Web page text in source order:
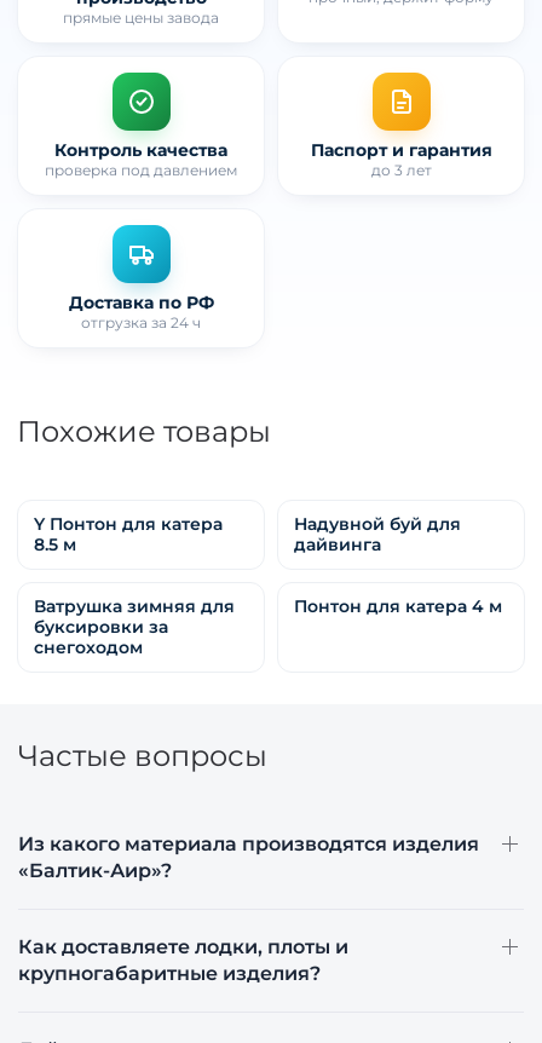
прямые цены завода
Контроль качества
проверка под давлением
Паспорт и гарантия
до 3 лет
Доставка по РФ
отгрузка за 24 ч
Похожие товары
Y Понтон для катера
8.5 м
Надувной буй для
дайвинга
Ватрушка зимняя для
буксировки за
снегоходом
Понтон для катера 4 м
Частые вопросы
Из какого материала производятся изделия
«Балтик-Аир»?
Как доставляете лодки, плоты и
крупногабаритные изделия?